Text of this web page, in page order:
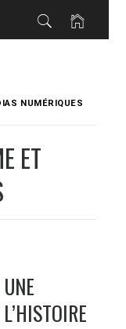
NUMÉRIQUES
ET